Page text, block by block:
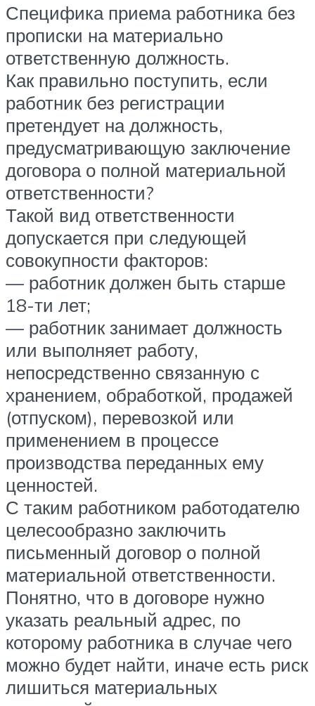
Специфика приема работника без
прописки на материально
ответственную должность.
Как правильно поступить, если
работник без регистрации
претендует на должность,
предусматривающую заключение
договора о полной материальной
ответственности?
Такой вид ответственности
допускается при следующей
совокупности факторов:
— работник должен быть старше
18-ти лет;
— работник занимает должность
или выполняет работу,
непосредственно связанную с
хранением, обработкой, продажей
(отпуском), перевозкой или
применением в процессе
производства переданных ему
ценностей.
С таким работником работодателю
целесообразно заключить
письменный договор о полной
материальной ответственности.
Понятно, что в договоре нужно
указать реальный адрес, по
которому работника в случае чего
можно будет найти, иначе есть риск
лишиться материальных